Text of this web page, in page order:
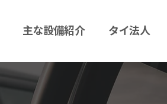
主な設備紹介 タイ法人